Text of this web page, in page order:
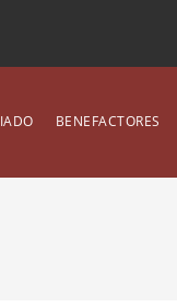
BENEFACTORES